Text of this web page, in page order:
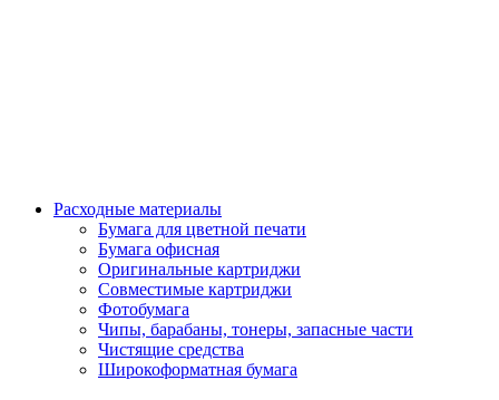
Расходные материалы
Бумага для цветной печати
Бумага офисная
Оригинальные картриджи
Совместимые картриджи
Фотобумага
Чипы, барабаны, тонеры, запасные части
Чистящие средства
Широкоформатная бумага